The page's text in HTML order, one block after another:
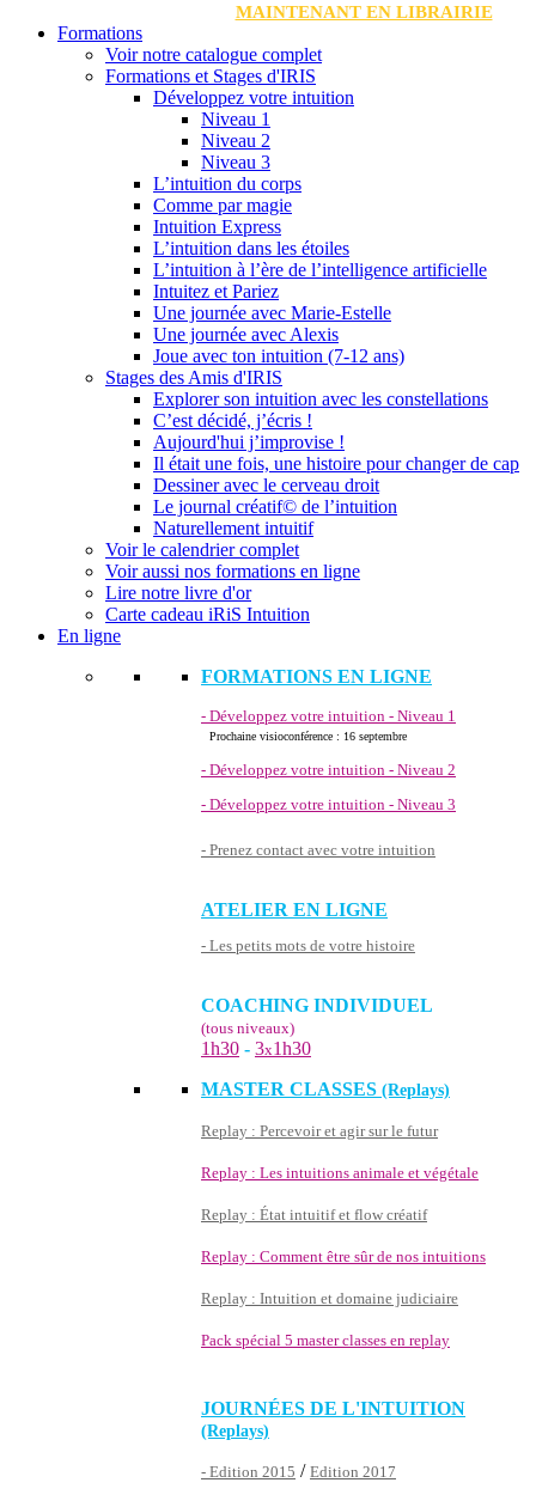
MAINTENANT EN LIBRAIRIE
Formations
Voir notre catalogue complet
Formations et Stages d'IRIS
Développez votre intuition
Niveau 1
Niveau 2
Niveau 3
L’intuition du corps
Comme par magie
Intuition Express
L’intuition dans les étoiles
L’intuition à l’ère de l’intelligence artificielle
Intuitez et Pariez
Une journée avec Marie-Estelle
Une journée avec Alexis
Joue avec ton intuition (7-12 ans)
Stages des Amis d'IRIS
Explorer son intuition avec les constellations
C’est décidé, j’écris !
Aujourd'hui j’improvise !
Il était une fois, une histoire pour changer de cap
Dessiner avec le cerveau droit
Le journal créatif© de l’intuition
Naturellement intuitif
Voir le calendrier complet
Voir aussi nos formations en ligne
Lire notre livre d'or
Carte cadeau iRiS Intuition
En ligne
FORMATIONS EN LIGNE
- Développez votre intuition - Niveau 1
Prochaine visioconférence : 16 septembre
- Développez votre intuition - Niveau 2
- Développez votre intuition - Niveau 3
- Prenez contact avec votre intuition
ATELIER EN LIGNE
- Les petits mots de votre histoire
COACHING INDIVIDUEL
(tous niveaux)
1h30 - 3x1h30
MASTER CLASSES (Replays)
Replay : Percevoir et agir sur le futur
Replay : Les intuitions animale et végétale
Replay : État intuitif et flow créatif
Replay : Comment être sûr de nos intuitions
Replay : Intuition et domaine judiciaire
Pack spécial 5 master classes en replay
JOURNÉES DE L'INTUITION
(Replays)
- Edition 2015 / Edition 2017